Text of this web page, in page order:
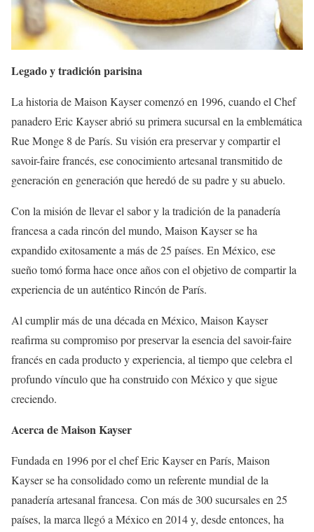
Legado y tradición parisina
La historia de Maison Kayser comenzó en 1996, cuando el Chef
panadero Eric Kayser abrió su primera sucursal en la emblemática
Rue Monge 8 de París. Su visión era preservar y compartir el
savoir-faire francés, ese conocimiento artesanal transmitido de
generación en generación que heredó de su padre y su abuelo.
Con la misión de llevar el sabor y la tradición de la panadería
francesa a cada rincón del mundo, Maison Kayser se ha
expandido exitosamente a más de 25 países. En México, ese
sueño tomó forma hace once años con el objetivo de compartir la
experiencia de un auténtico Rincón de París.
Al cumplir más de una década en México, Maison Kayser
reafirma su compromiso por preservar la esencia del savoir-faire
francés en cada producto y experiencia, al tiempo que celebra el
profundo vínculo que ha construido con México y que sigue
creciendo.
Acerca de Maison Kayser
Fundada en 1996 por el chef Eric Kayser en París, Maison
Kayser se ha consolidado como un referente mundial de la
panadería artesanal francesa. Con más de 300 sucursales en 25
países, la marca llegó a México en 2014 y, desde entonces, ha